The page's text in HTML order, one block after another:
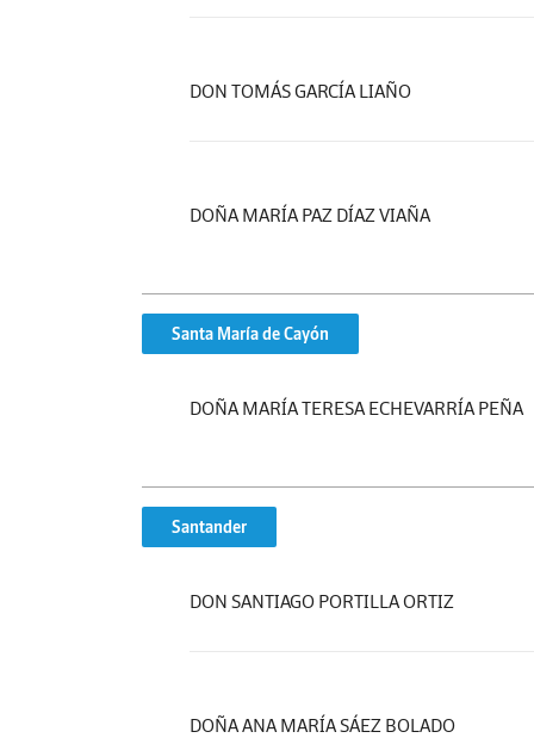
DON TOMÁS GARCÍA LIAÑO
DOÑA MARÍA PAZ DÍAZ VIAÑA
Santa María de Cayón
DOÑA MARÍA TERESA ECHEVARRÍA PEÑA
Santander
DON SANTIAGO PORTILLA ORTIZ
DOÑA ANA MARÍA SÁEZ BOLADO